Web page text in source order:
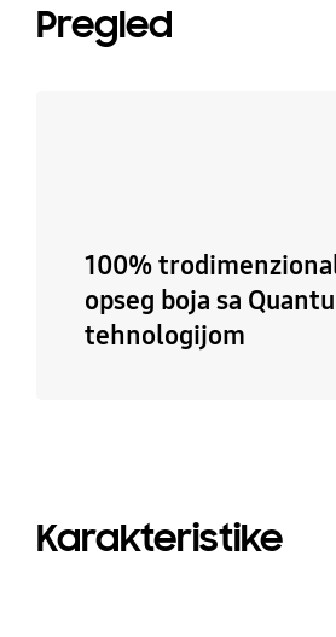
Pregled
100%
opseg boja sa
tehnologijom
Karakteristike